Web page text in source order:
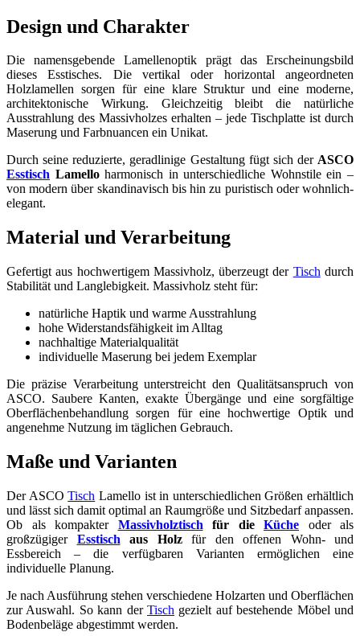
Design und Charakter
Die namensgebende Lamellenoptik prägt das Erscheinungsbild
dieses Esstisches. Die vertikal oder horizontal angeordneten
Holzlamellen sorgen für eine klare Struktur und eine moderne,
architektonische Wirkung. Gleichzeitig bleibt die natürliche
Ausstrahlung des Massivholzes erhalten – jede Tischplatte ist durch
Maserung und Farbnuancen ein Unikat.
Durch seine reduzierte, geradlinige Gestaltung fügt sich der ASCO
Esstisch Lamelloharmonisch in unterschiedliche Wohnstile ein –
von modern über skandinavisch bis hin zu puristisch oder wohnlich-
elegant.
Material und Verarbeitung
Gefertigt aus hochwertigem Massivholz, überzeugt der Tisch durch
Stabilität und Langlebigkeit. Massivholz steht für:
natürliche Haptik und warme Ausstrahlung
hohe Widerstandsfähigkeit im Alltag
nachhaltige Materialqualität
individuelle Maserung bei jedem Exemplar
Die präzise Verarbeitung unterstreicht den Qualitätsanspruch von
ASCO. Saubere Kanten, exakte Übergänge und eine sorgfältige
Oberflächenbehandlung sorgen für eine hochwertige Optik und
angenehme Nutzung im täglichen Gebrauch.
Maße und Varianten
Der ASCOTisch Lamello ist in unterschiedlichen Größen erhältlich
und lässt sich damit optimal an Raumgröße und Sitzbedarf anpassen.
Ob als kompakter Massivholztisch für die Küche oder als
großzügiger Esstisch aus Holzfür den offenen Wohn- und
Essbereich – die verfügbaren Varianten ermöglichen eine
individuelle Planung.
Je nach Ausführung stehen verschiedene Holzarten und Oberflächen
zur Auswahl. So kann der Tisch gezielt auf bestehende Möbel und
Bodenbeläge abgestimmt werden.